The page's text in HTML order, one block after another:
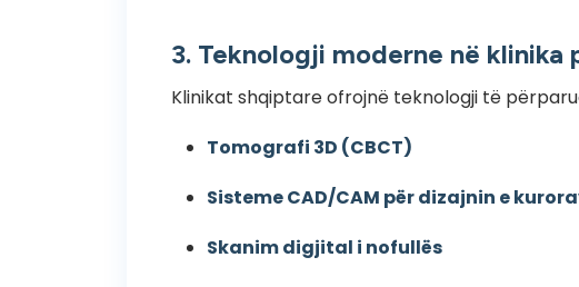
3. Teknologji moderne në klinika
Klinikat shqiptare ofrojnë teknologji të
Tomografi 3D (CBCT)
Sisteme CAD/CAM për dizajnin e
Skanim digjital i nofullës